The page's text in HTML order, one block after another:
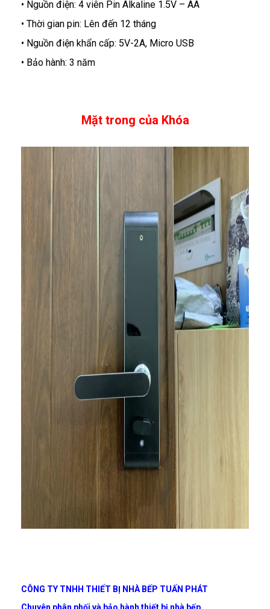
• Nguồn điện: 4 viên Pin Alkaline 1.5V – AA
• Thời gian pin: Lên đến 12 tháng
• Nguồn điện khẩn cấp: 5V-2A, Micro USB
• Bảo hành: 3 năm
Mặt trong của Khóa
CÔNG TY TNHH THIẾT BỊ NHÀ BẾP TUẤN PHÁT